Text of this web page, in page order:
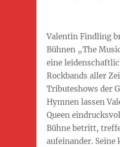
Valentin Findling
Bühnen „The
eine
Rockbands aller
Tributeshows der
Hymnen lassen
Queen
Bühne betritt,
aufeinander.